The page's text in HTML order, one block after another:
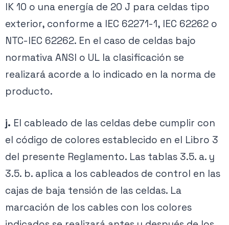
IK 10 o una energía de 20 J para celdas tipo
exterior, conforme a IEC 62271-1, IEC 62262 o
NTC-IEC 62262. En el caso de celdas bajo
normativa ANSI o UL la clasificación se
realizará acorde a lo indicado en la norma de
producto.
j. El cableado de las celdas debe cumplir con
el código de colores establecido en el Libro 3
del presente Reglamento. Las tablas 3.5. a. y
3.5. b. aplica a los cableados de control en las
cajas de baja tensión de las celdas. La
marcación de los cables con los colores